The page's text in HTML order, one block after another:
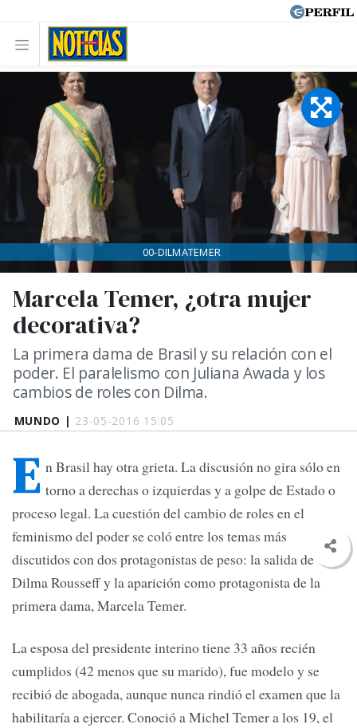
MUNDO | 23-05-2016 15:05
Marcela Temer, ¿otra mujer
decorativa?
La primera dama de Brasil y su relación con el
poder. El paralelismo con Juliana Awada y los
cambios de roles con Dilma.
00-DILMATEMER
E n Brasil hay otra grieta. La discusión no gira sólo en
torno a derechas o izquierdas y a golpe de Estado o
proceso legal. La cuestión del cambio de roles en el
feminismo del poder se coló entre los temas más
discutidos con dos protagonistas de peso: la salida de
Dilma Rousseff y la aparición como protagonista de la
primera dama, Marcela Temer.
La esposa del presidente interino tiene 33 años recién
cumplidos (42 menos que su marido), fue modelo y se
recibió de abogada, aunque nunca rindió el examen que la
habilitaría a ejercer. Conoció a Michel Temer a los 19, el